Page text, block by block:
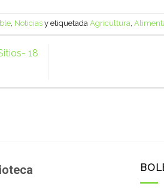
, Noticias y etiquetadaAgricultura,
18